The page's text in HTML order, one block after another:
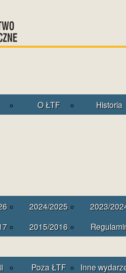
O ŁTF Historia
2024/2025
2023/
2015/2016
Poza ŁTF
Inne